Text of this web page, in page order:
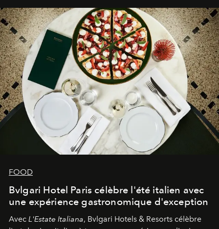
FOOD
Bvlgari Hotel Paris célèbre l'été italien avec
une expérience gastronomique d'exception
Avec L'Estate Italiana, Bvlgari Hotels & Resorts célèbre